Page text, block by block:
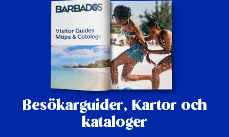
Besökarguider, Kartor och
kataloger